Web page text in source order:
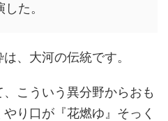
た。
、大河の伝統です。
こういう異分野からおも
り口が『花燃ゆ』そっく